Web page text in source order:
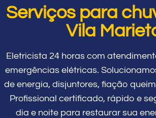
Serviços para
Vila
Eletricista 24 horas com
emergências elétricas.
de energia, disjuntores, fiação
Profissional certificado, rápido e
dia e noite para restaurar sua